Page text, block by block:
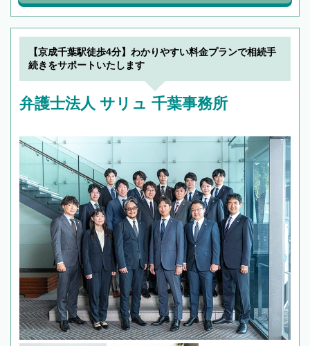
【京成千葉駅徒歩4分】わかりやすい料金プランで相続手
続きをサポートいたします
弁護士法人 サリュ 千葉事務所